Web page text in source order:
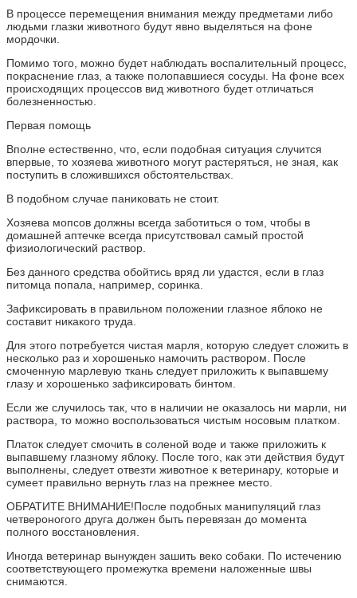
В процессе перемещения внимания между предметами либо
людьми глазки животного будут явно выделяться на фоне
мордочки.
Помимо того, можно будет наблюдать воспалительный процесс,
покраснение глаз, а также полопавшиеся сосуды. На фоне всех
происходящих процессов вид животного будет отличаться
болезненностью.
Первая помощь
Вполне естественно, что, если подобная ситуация случится
впервые, то хозяева животного могут растеряться, не зная, как
поступить в сложившихся обстоятельствах.
В подобном случае паниковать не стоит.
Хозяева мопсов должны всегда заботиться о том, чтобы в
домашней аптечке всегда присутствовал самый простой
физиологический раствор.
Без данного средства обойтись вряд ли удастся, если в глаз
питомца попала, например, соринка.
Зафиксировать в правильном положении глазное яблоко не
составит никакого труда.
Для этого потребуется чистая марля, которую следует сложить в
несколько раз и хорошенько намочить раствором. После
смоченную марлевую ткань следует приложить к выпавшему
глазу и хорошенько зафиксировать бинтом.
Если же случилось так, что в наличии не оказалось ни марли, ни
раствора, то можно воспользоваться чистым носовым платком.
Платок следует смочить в соленой воде и также приложить к
выпавшему глазному яблоку. После того, как эти действия будут
выполнены, следует отвезти животное к ветеринару, которые и
сумеет правильно вернуть глаз на прежнее место.
ОБРАТИТЕ ВНИМАНИЕ!После подобных манипуляций глаз
четвероногого друга должен быть перевязан до момента
полного восстановления.
Иногда ветеринар вынужден зашить веко собаки. По истечению
соответствующего промежутка времени наложенные швы
снимаются.